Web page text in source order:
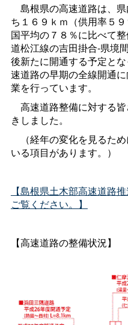
島根県の高速道路は、
ち１６９ｋｍ（供用率５
国平均の７８％に比べて
道松江線の吉田掛合-県境
後新たに開通する予定と
速道路の早期の全線開通
業を行っています。
高速道路整備に対する
きしました。
（経年の変化を見るた
いる項目があります。）
【島根県土木部高速道路
ご覧ください。】
【高速道路の整備状況】